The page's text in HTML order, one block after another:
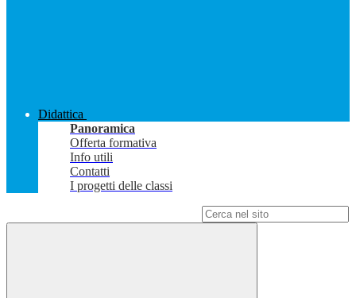
Didattica
Panoramica
Offerta formativa
Info utili
Contatti
I progetti delle classi